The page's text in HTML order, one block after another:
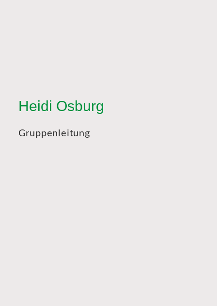
Heidi Osburg
Gruppenleitung